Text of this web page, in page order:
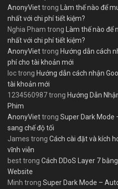
AnonyViettrong
Làm thế nào để
nhất với chi phí tiết kiệm?
Nghia Pham trong
Làm thế nào
nhất với chi phí tiết kiệm?
AnonyViettrong Hướng dẫn cách
phí cho tài khoản mới
loctrong Hướng dẫn cách nhận
tài khoản mới
1234560987trong Hướng Dẫn
Phim
AnonyViettrong Super Dark Mode
sang chế độ tối
James trong Cách cài đặt và kích
vĩnh viễn
besttrong Cách DDoS Layer 7
Website
Minh trong Super Dark Mode –